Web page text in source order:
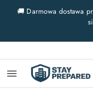
Przejdź do treści
Przejdź do
Przejdź do moje
Przejdź do menu
Przejdź do stopki
🚚 Darmowa dostawa